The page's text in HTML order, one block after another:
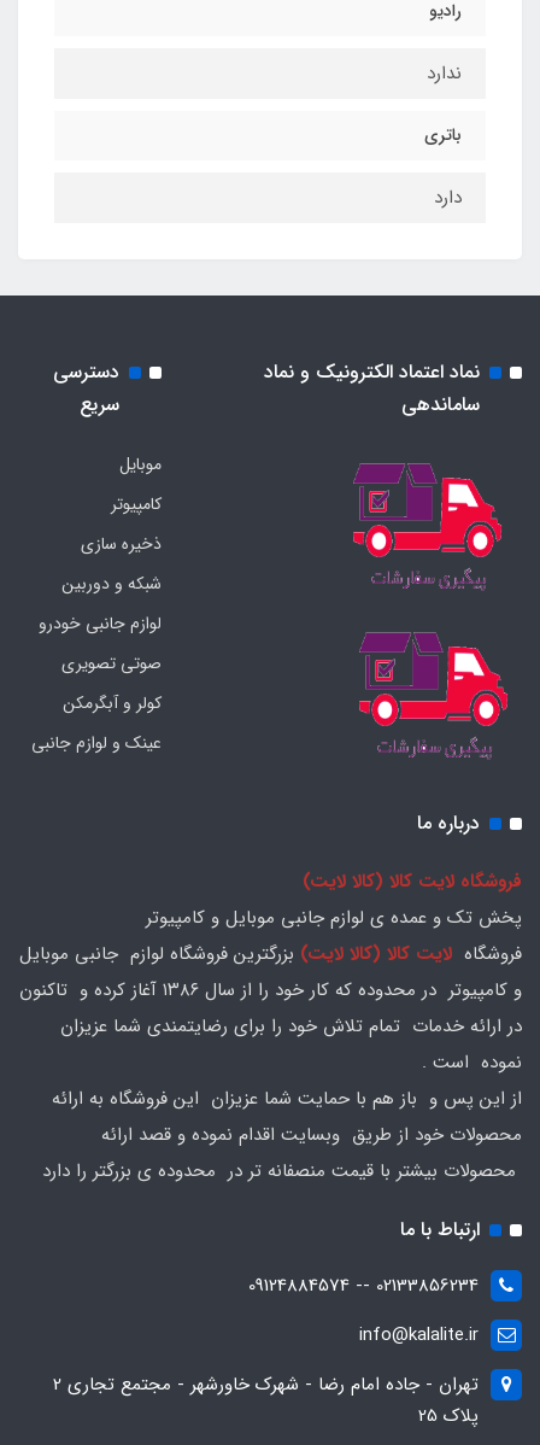
رادیو
ندارد
باتری
دارد
نماد اعتماد الکترونیک و نماد
ساماندهی
دسترسی
سریع
موبایل
کامپیوتر
ذخیره سازی
شبکه و دوربین
لوازم جانبی خودرو
صوتی تصویری
کولر و آبگرمکن
عینک و لوازم جانبی
درباره ما
فروشگاه لایت کالا (کالا لایت)
پخش تک و عمده ی لوازم جانبی موبایل و کامپیوتر
فروشگاه لایت کالا (کالا لایت) بزرگترین فروشگاه لوازم جانبی موبایل
و کامپیوتر در محدوده که کار خود را از سال ۱۳۸۶ آغاز کرده و تاکنون
در ارائه خدمات تمام تلاش خود را برای رضایتمندی شما عزیزان
نموده است .
از این پس و باز هم با حمایت شما عزیزان این فروشگاه به ارائه
محصولات خود از طریق وبسایت اقدام نموده و قصد ارائه
محصولات بیشتر با قیمت منصفانه تر در محدوده ی بزرگتر را دارد
ارتباط با ما
02133856234 -- 09124884574
info@kalalite.ir
تهران - جاده امام رضا - شهرک خاورشهر - مجتمع تجاری 2
پلاک 25